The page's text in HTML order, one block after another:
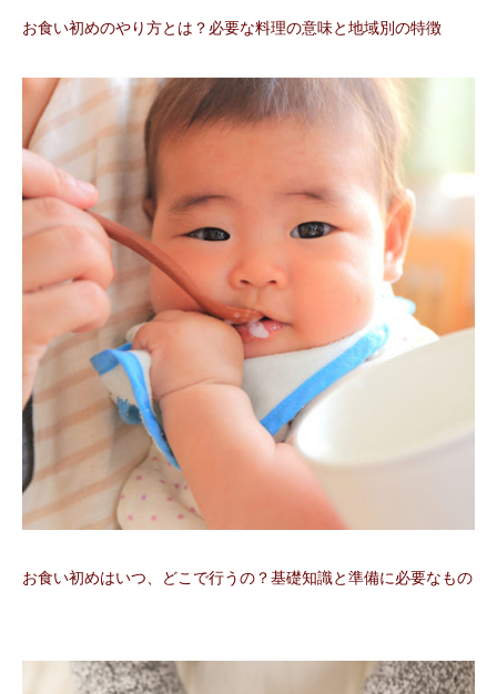
お食い初めのやり方とは？必要な料理の意味と地域別の特徴
お食い初めはいつ、どこで行うの？基礎知識と準備に必要なもの